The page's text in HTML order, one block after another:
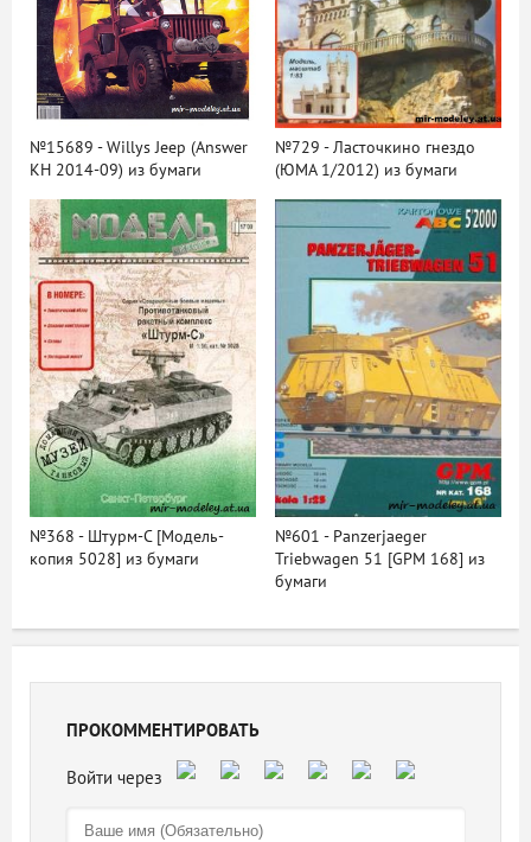
№15689 - Willys Jeep (Answer
KH 2014-09) из бумаги
№729 - Ласточкино гнездо
(ЮМА 1/2012) из бумаги
№368 - Штурм-С [Модель-
копия 5028] из бумаги
№601 - Panzerjaeger
Triebwagen 51 [GPM 168] из
бумаги
ПРОКОММЕНТИРОВАТЬ